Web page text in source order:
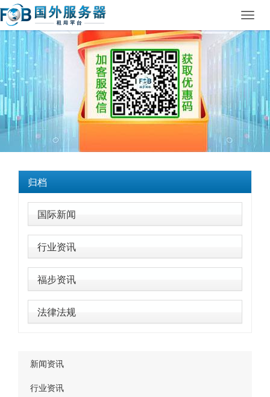
归档
国际新闻
行业资讯
福步资讯
法律法规
新闻资讯
行业资讯